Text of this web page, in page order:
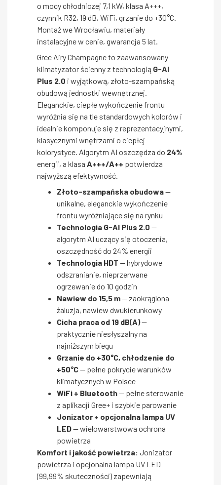
o mocy chłodniczej 7,1 kW, klasa A+++,
czynnik R32, 19 dB, WiFi, grzanie do +30°C.
Montaż we Wrocławiu, materiały
instalacyjne w cenie, gwarancja 5 lat.
Gree Airy Champagne to zaawansowany
klimatyzator ścienny z technologią G-AI
Plus 2.0 i wyjątkową, złoto-szampańską
obudową jednostki wewnętrznej.
Eleganckie, ciepłe wykończenie frontu
wyróżnia się na tle standardowych kolorów i
idealnie komponuje się z reprezentacyjnymi,
klasycznymi wnętrzami o ciepłej
kolorystyce. Algorytm AI oszczędza do 24%
energii, a klasa A+++/A++ potwierdza
najwyższą efektywność.
Złoto-szampańska obudowa—
unikalne, eleganckie wykończenie
frontu wyróżniające się na rynku
Technologia G-AI Plus 2.0 —
algorytm AI uczący się otoczenia,
oszczędność do 24% energii
Technologia HDT — hybrydowe
odszranianie, nieprzerwane
ogrzewanie do 10 godzin
Nawiew do 15,5 m— zaokrąglona
żaluzja, nawiew dwukierunkowy
Cicha praca od 19 dB(A)—
praktycznie niesłyszalny na
najniższym biegu
Grzanie do +30°C, chłodzenie do
+50°C— pełne pokrycie warunków
klimatycznych w Polsce
WiFi + Bluetooth— pełne sterowanie
z aplikacji Gree+ i szybkie parowanie
Jonizator + opcjonalna lampa UV
LED— wielowarstwowa ochrona
powietrza
Komfort i jakość powietrza: Jonizator
powietrza i opcjonalna lampa UV LED
(99,99% skuteczności) zapewniają